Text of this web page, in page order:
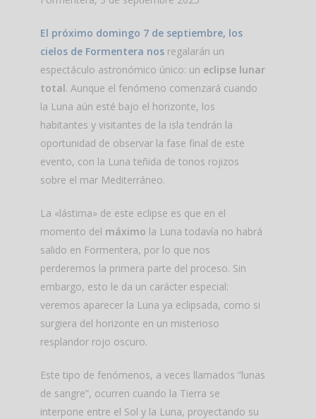
El próximo domingo 7 de septiembre, los
cielos de Formentera nosregalarán un
espectáculo astronómico único: un eclipse lunar
total. Aunque el fenómeno comenzará cuando
la Luna aún esté bajo el horizonte, los
habitantes y visitantes de la isla tendrán la
oportunidad de observar la fase final de este
evento, con la Luna teñida de tonos rojizos
sobre el mar Mediterráneo.
La «lástima» de este eclipse es que en el
momento del máximo la Luna todavía no habrá
salido en Formentera, por lo que nos
perderemos la primera parte del proceso. Sin
embargo, esto le da un carácter especial:
veremos aparecer la Luna ya eclipsada, como si
surgiera del horizonte en un misterioso
resplandor rojo oscuro.
Este tipo de fenómenos, a veces llamados “lunas
de sangre”, ocurren cuando la Tierra se
interpone entre el Sol y la Luna, proyectando su